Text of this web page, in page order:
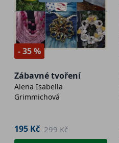
- 35 %
Zábavné tvoření
Alena Isabella
Grimmichová
195 Kč 299 Kč